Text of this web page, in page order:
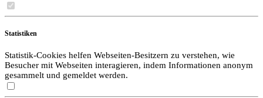
Statistiken
Statistik-Cookies helfen Webseiten-Besitzern zu verstehen, wie
Besucher mit Webseiten interagieren, indem Informationen anonym
gesammelt und gemeldet werden.